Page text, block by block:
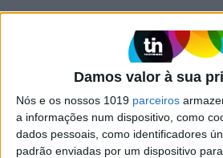
Damos valor à sua
Nós e os nossos 1019 parceiros
a informações num dispositivo, como
dados pessoais, como identificadores
padrão enviadas por um dispositivo
Exame